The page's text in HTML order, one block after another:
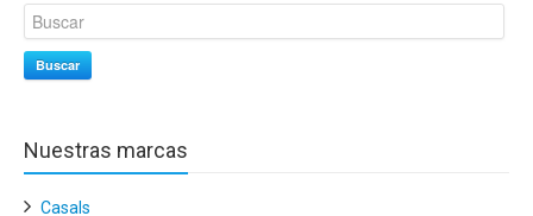
Buscar
Nuestras marcas
Casals